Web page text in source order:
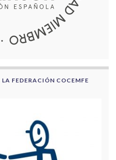
FEDERACIÓN COCEMFE